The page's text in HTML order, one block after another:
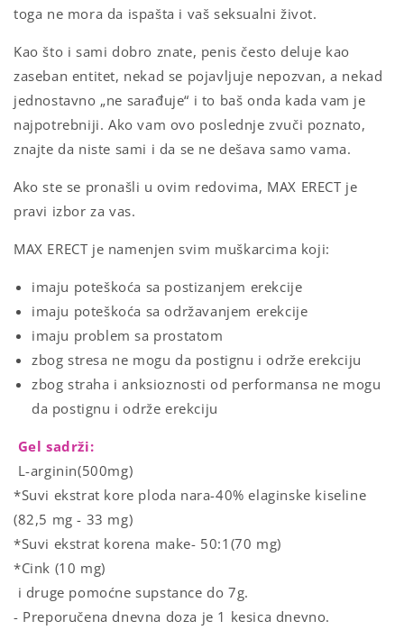
toga ne mora da ispašta i vaš seksualni život.
Kao što i sami dobro znate, penis često deluje kao
zaseban entitet, nekad se pojavljuje nepozvan, a nekad
jednostavno „ne sarađuje“ i to baš onda kada vam je
najpotrebniji. Ako vam ovo poslednje zvuči poznato,
znajte da niste sami i da se ne dešava samo vama.
Ako ste se pronašli u ovim redovima, MAX ERECT je
pravi izbor za vas.
MAX ERECT je namenjen svim muškarcima koji:
imaju poteškoća sa postizanjem erekcije
imaju poteškoća sa održavanjem erekcije
imaju problem sa prostatom
zbog stresa ne mogu da postignu i održe erekciju
zbog straha i anksioznosti od performansa ne mogu
da postignu i održe erekciju
Gel sadrži:
L-arginin(500mg)
*Suvi ekstrat kore ploda nara-40% elaginske kiseline
(82,5 mg - 33 mg)
*Suvi ekstrat korena make- 50:1(70 mg)
*Cink (10 mg)
i druge pomoćne supstance do 7g.
- Preporučena dnevna doza je 1 kesica dnevno.